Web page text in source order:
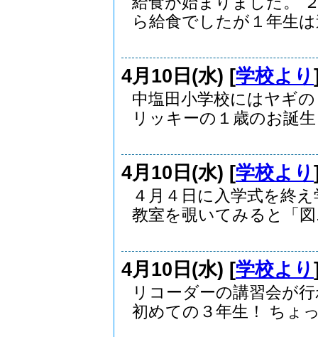
ら給食でしたが１年生
4月10日(水) [学校より
中塩田小学校にはヤギ
リッキーの１歳のお誕
4月10日(水) [学校より
４月４日に入学式を終
教室を覗いてみると「図
4月10日(水) [学校より
リコーダーの講習会が
初めての３年生！ ちょ